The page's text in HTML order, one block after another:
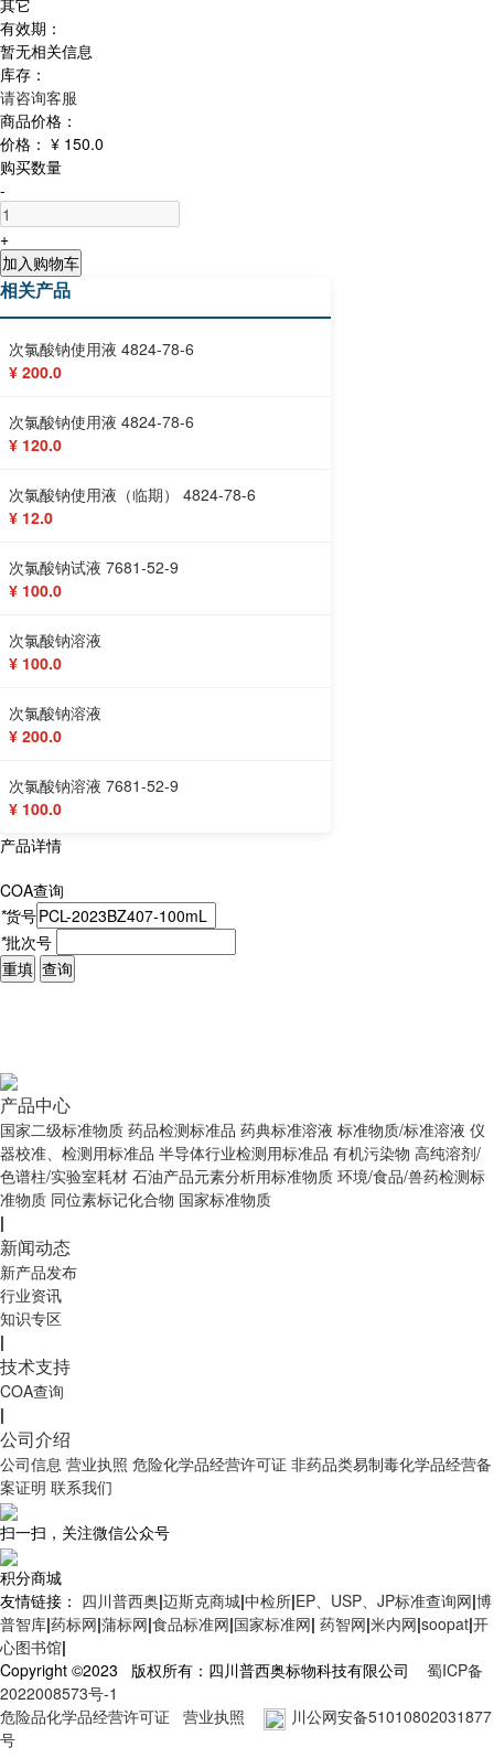
其它
有效期：
暂无相关信息
库存：
请咨询客服
商品价格：
价格： ¥ 150.0
购买数量
-
+
加入购物车
相关产品
次氯酸钠使用液 4824-78-6
¥ 200.0
次氯酸钠使用液 4824-78-6
¥ 120.0
次氯酸钠使用液（临期） 4824-78-6
¥ 12.0
次氯酸钠试液 7681-52-9
¥ 100.0
次氯酸钠溶液
¥ 100.0
次氯酸钠溶液
¥ 200.0
次氯酸钠溶液 7681-52-9
¥ 100.0
产品详情
COA查询
*货号
*批次号
重填 查询
产品中心
国家二级标准物质 药品检测标准品 药典标准溶液 标准物质/标准溶液 仪
器校准、检测用标准品 半导体行业检测用标准品 有机污染物 高纯溶剂/
色谱柱/实验室耗材 石油产品元素分析用标准物质 环境/食品/兽药检测标
准物质 同位素标记化合物 国家标准物质
|
新闻动态
新产品发布
行业资讯
知识专区
|
技术支持
COA查询
|
公司介绍
公司信息 营业执照 危险化学品经营许可证 非药品类易制毒化学品经营备
案证明 联系我们
扫一扫，关注微信公众号
积分商城
友情链接： 四川普西奥|迈斯克商城|中检所|EP、USP、JP标准查询网|博
普智库|药标网|蒲标网|食品标准网|国家标准网| 药智网|米内网|soopat|开
心图书馆|
Copyright ©2023 版权所有：四川普西奥标物科技有限公司 蜀ICP备
2022008573号-1
危险品化学品经营许可证
营业执照
川公网安备51010802031877
号